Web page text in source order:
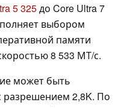
5 325до Core Ultra 7
выбором
памяти
8 533 МТ/с.
может быть
разрешением 2,8K. По